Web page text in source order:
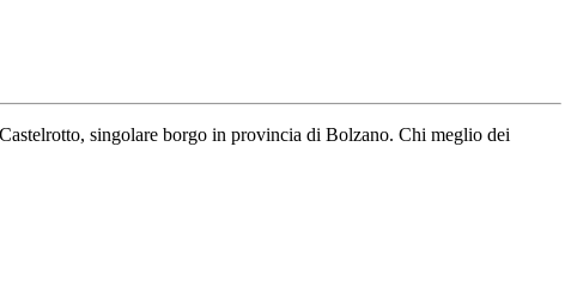
singolare borgo in provincia di Bolzano. Chi meglio dei